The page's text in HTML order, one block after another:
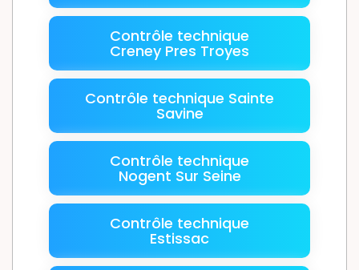
Contrôle technique
Creney Pres Troyes
Contrôle technique Sainte
Savine
Contrôle technique
Nogent Sur Seine
Contrôle technique
Estissac